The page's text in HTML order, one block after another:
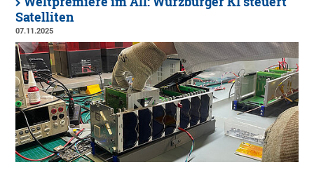
Satelliten
07.11.2025